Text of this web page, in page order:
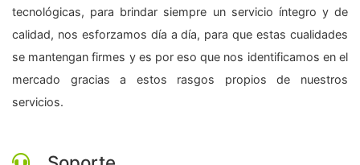
tecnológicas, para brindar siempre un servicio íntegro y de
calidad, nos esforzamos día a día, para que estas cualidades
se mantengan firmes y es por eso que nos identificamos en el
mercado gracias a estos rasgos propios de nuestros
servicios.